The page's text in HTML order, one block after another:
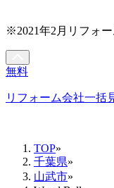
※2021年2月リフォ
無料
リフォーム会社一括
TOP»
千葉県»
山武市»